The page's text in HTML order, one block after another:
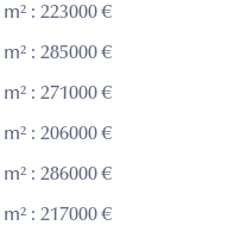
: 223000 €
: 285000 €
: 271000 €
: 206000 €
: 286000 €
: 217000 €